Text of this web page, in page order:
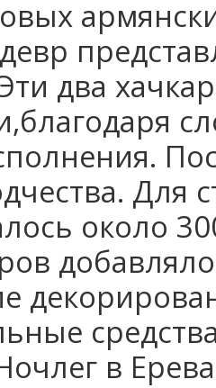
два
Для
около
в